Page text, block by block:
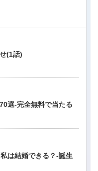
(1話)
選-完全無料で当たる
は結婚できる？-誕生